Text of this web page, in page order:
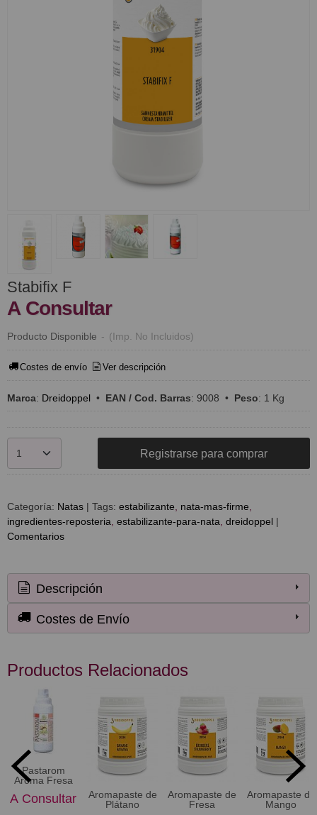
Stabifix F
A Consultar
Producto Disponible - (Imp. No Incluidos)
Costes de envío Ver descripción
Marca: Dreidoppel • EAN / Cod. Barras: 9008 • Peso: 1 Kg
Registrarse para comprar
Categoría: Natas | Tags: estabilizante
nata-mas-firme
ingredientes-reposteria estabilizante-para-nata dreidoppel |
Comentarios
Descripción
Costes de Envío
Productos Relacionados
Pastarom
Aroma Fresa
A Consultar
Aromapaste de
Plátano
Aromapaste de
Fresa
Aromapaste de
Mango